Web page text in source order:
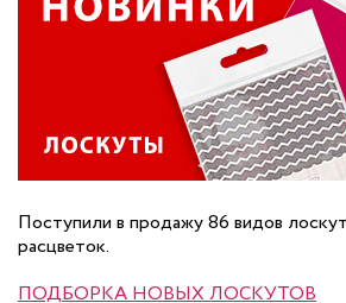
Поступили в продажу 86 видов
расцветок.
ПОДБОРКА НОВЫХ ЛОСКУТОВ